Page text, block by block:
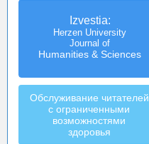
Izvestia:
Herzen University
Journal of
Humanities & Sciences
Обслуживание читателей
с ограниченными
возможностями
здоровья